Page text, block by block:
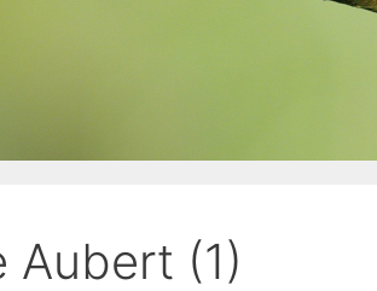
Aubert (1)